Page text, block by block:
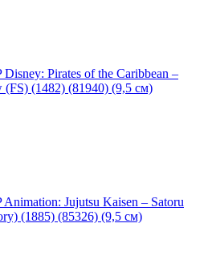
Pirates of the Caribbean –
(FS) (1482) (81940) (9,5 см)
Jujutsu Kaisen – Satoru
(1885) (85326) (9,5 см)